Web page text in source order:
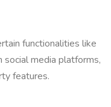
functionalities like
media platforms,
features.